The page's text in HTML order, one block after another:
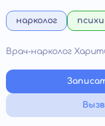
нарколог
Врач-нарколог